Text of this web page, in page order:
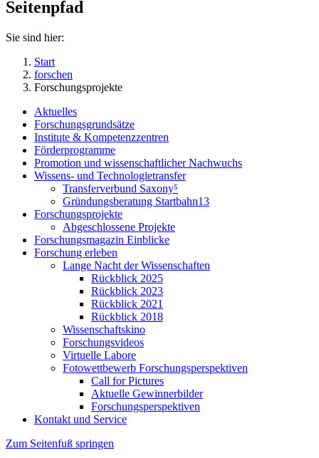
Seitenpfad
Sie sind hier:
Start
forschen
Forschungsprojekte
Aktuelles
Forschungsgrundsätze
Institute & Kompetenzzentren
Förderprogramme
Promotion und wissenschaftlicher Nachwuchs
Wissens- und Technologietransfer
Transferverbund Saxony⁵
Gründungsberatung Startbahn13
Forschungsprojekte
Abgeschlossene Projekte
Forschungsmagazin Einblicke
Forschung erleben
Lange Nacht der Wissenschaften
Rückblick 2025
Rückblick 2023
Rückblick 2021
Rückblick 2018
Wissenschaftskino
Forschungsvideos
Virtuelle Labore
Fotowettbewerb Forschungsperspektiven
Call for Pictures
Aktuelle Gewinnerbilder
Forschungsperspektiven
Kontakt und Service
Zum Seitenfuß springen